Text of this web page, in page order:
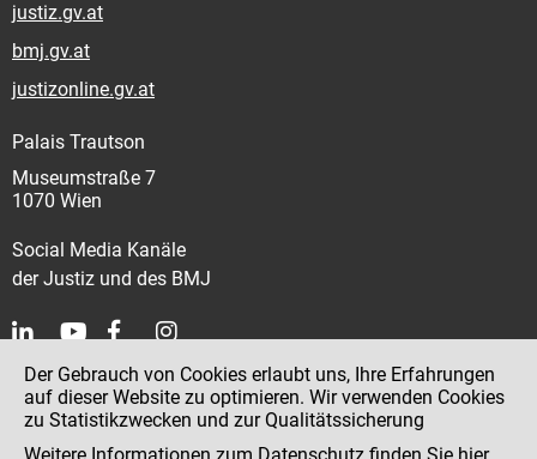
justiz.gv.at
bmj.gv.at
justizonline.gv.at
Palais Trautson
Museumstraße 7
1070 Wien
Social Media Kanäle
der Justiz und des BMJ
Kontakt
Impressum
Der Gebrauch von Cookies erlaubt uns, Ihre Erfahrungen
auf dieser Website zu optimieren. Wir verwenden Cookies
zu Statistikzwecken und zur Qualitätssicherung